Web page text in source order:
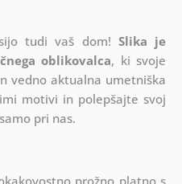
tudi vaš dom! Slika je
oblikovalca, ki svoje
vedno aktualna umetniška
motivi in polepšajte svoj
pri nas.